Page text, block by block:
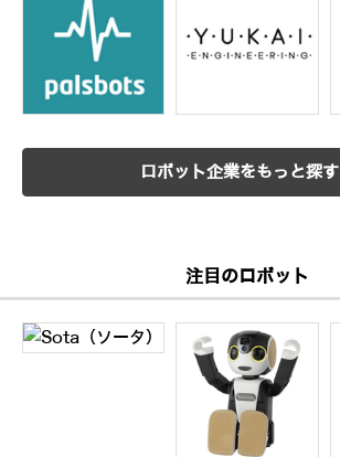
ロボット企業をもっと探す
注目のロボット